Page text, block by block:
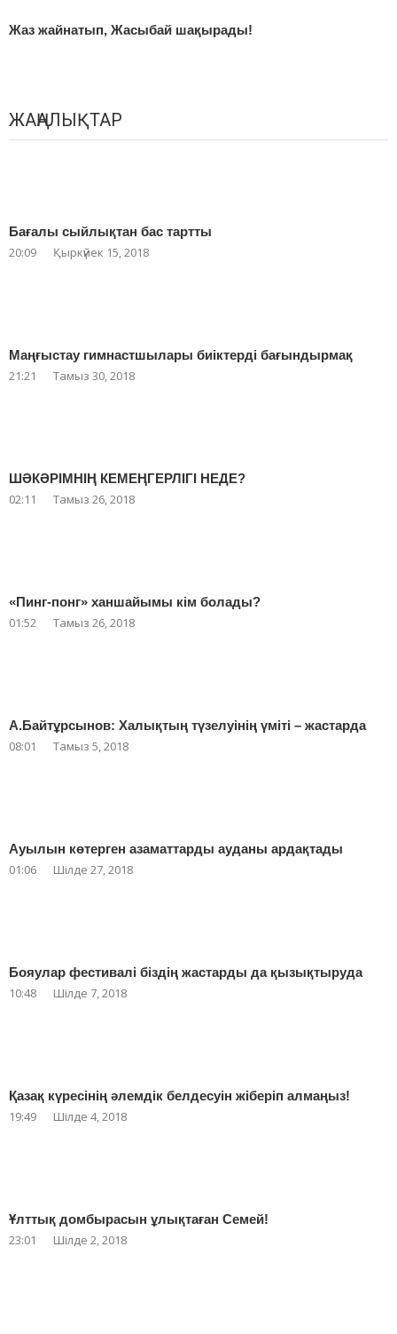
Жаз жайнатып, Жасыбай шақырады!
ЖАҢАЛЫҚТАР
Бағалы сыйлықтан бас тартты
20:09 Қыркүйек 15, 2018
Маңғыстау гимнастшылары биіктерді бағындырмақ
21:21 Тамыз 30, 2018
ШӘКӘРІМНІҢ КЕМЕҢГЕРЛІГІ НЕДЕ?
02:11 Тамыз 26, 2018
«Пинг-понг» ханшайымы кім болады?
01:52 Тамыз 26, 2018
А.Байтұрсынов: Халықтың түзелуінің үміті – жастарда
08:01 Тамыз 5, 2018
Ауылын көтерген азаматтарды ауданы ардақтады
01:06 Шілде 27, 2018
Бояулар фестивалі біздің жастарды да қызықтыруда
10:48 Шілде 7, 2018
Қазақ күресінің әлемдік белдесуін жіберіп алмаңыз!
19:49 Шілде 4, 2018
Ұлттық домбырасын ұлықтаған Семей!
23:01 Шілде 2, 2018